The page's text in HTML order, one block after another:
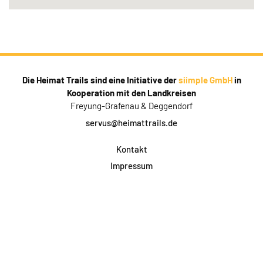
Die Heimat Trails sind eine Initiative dersiimple GmbHin
Kooperation mit den Landkreisen
Freyung-Grafenau & Deggendorf
servus@heimattrails.de
Kontakt
Impressum